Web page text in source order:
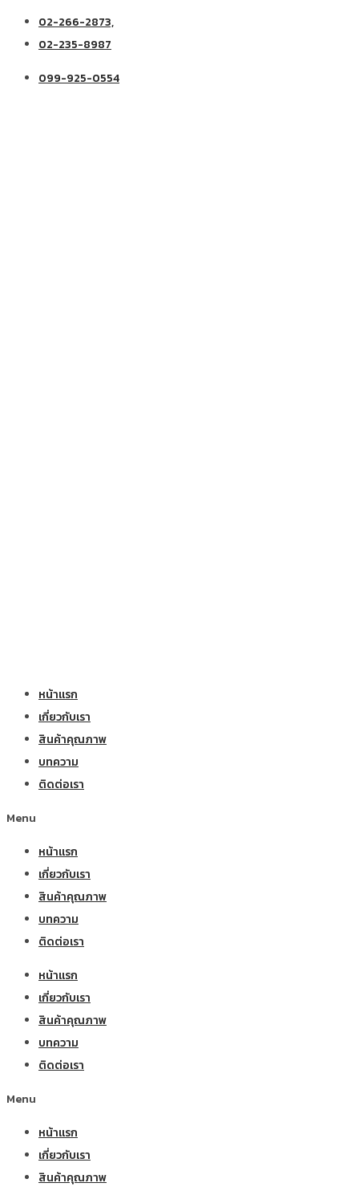
02-266-2873,
02-235-8987
099-925-0554
หน้าแรก
เกี่ยวกับเรา
สินค้าคุณภาพ
บทความ
ติดต่อเรา
Menu
หน้าแรก
เกี่ยวกับเรา
สินค้าคุณภาพ
บทความ
ติดต่อเรา
หน้าแรก
เกี่ยวกับเรา
สินค้าคุณภาพ
บทความ
ติดต่อเรา
Menu
หน้าแรก
เกี่ยวกับเรา
สินค้าคุณภาพ